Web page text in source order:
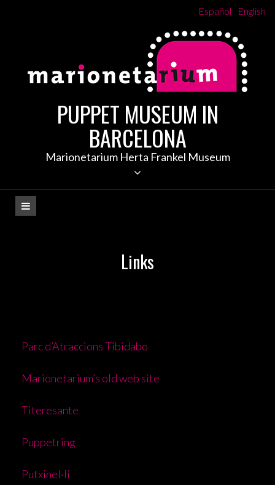
Español English
PUPPET MUSEUM IN
BARCELONA
Marionetarium Herta Frankel Museum
Links
Parc d’Atraccions Tibidabo
Marionetarium’s old web site
Titeresante
Puppetring
Putxinel·li